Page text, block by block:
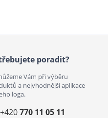
poradit?
Vám při výběru
a nejvhodnější aplikace
loga.
+420770 11 05 11